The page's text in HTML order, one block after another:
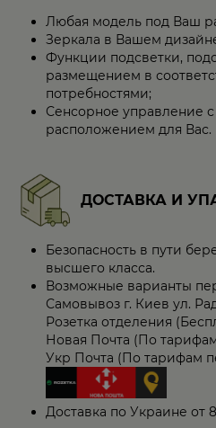
Любая модель под Ваш
Зеркала в Вашем
Функции подсветки,
размещением в
потребностями;
Сенсорное управление
расположением для Вас.
ДОСТАВКА И
Безопасность в пути
высшего класса.
Возможные варианты
Самовывоз г. Киев ул.
Розетка отделения
Новая Почта (По
Укр Почта (По тарифам
Доставка по Украине от